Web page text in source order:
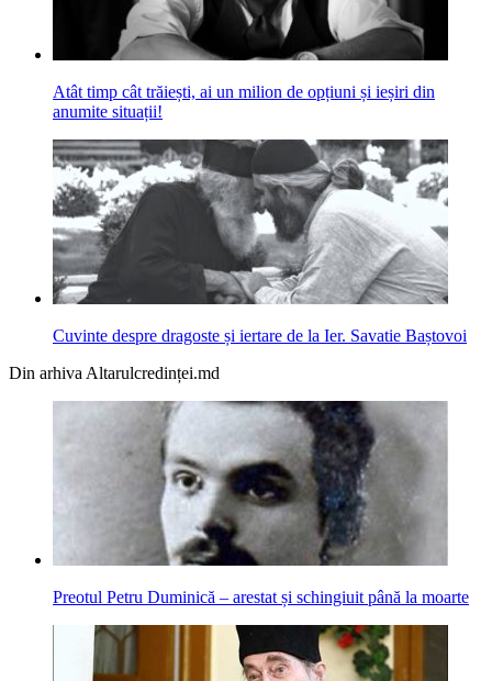
Atât timp cât trăiești, ai un milion de opțiuni și ieșiri din
anumite situații!
Cuvinte despre dragoste și iertare de la Ier. Savatie Baștovoi
Din arhiva Altarulcredinței.md
Preotul Petru Duminică – arestat și schingiuit până la moarte